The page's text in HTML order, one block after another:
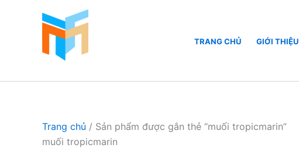
TRANG CHỦ GIỚI THIỆU
Trang chủ / Sản phẩm được gắn thẻ “muối tropicmarin”
muối tropicmarin